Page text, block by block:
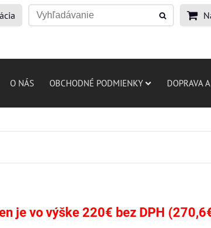
O NÁS OBCHODNÉ PODMIENKY DOPRAVA
je vo výške 220€ bez DPH